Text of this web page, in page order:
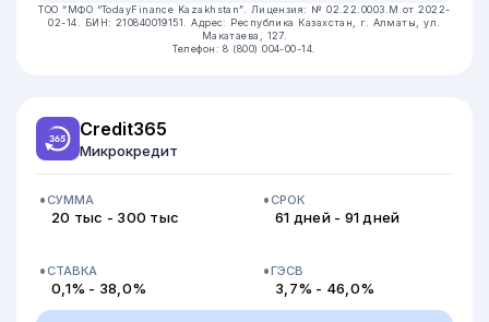
ТОО “МФО “TodayFinance Kazakhstan”.
Лицензия: № 02.22.0003.М от 2022-
02-14.
БИН: 210840019151.Адрес: Республика Казахстан, г. Алматы, ул.
Макатаева, 127.
Телефон: 8 (800) 004-00-14.
Credit365
Микрокредит
СУММА
20 тыс - 300 тыс
СРОК
61 дней - 91 дней
СТАВКА
0,1% - 38,0%
ГЭСВ
3,7% - 46,0%